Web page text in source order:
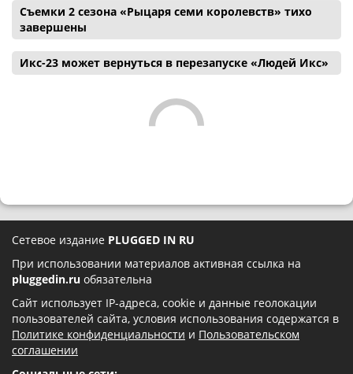
Съемки 2 сезона «Рыцаря семи королевств» тихо
завершены
Икс-23 может вернуться в перезапуске «Людей Икс»
Сетевое издание PLUGGED IN RU
При использовании материалов активная ссылка на
pluggedin.ru обязательна
Сайт использует IP-адреса, cookie и данные геолокации
пользователей сайта, условия использования содержатся в
Политике конфиденциальности и Пользовательском
соглашении